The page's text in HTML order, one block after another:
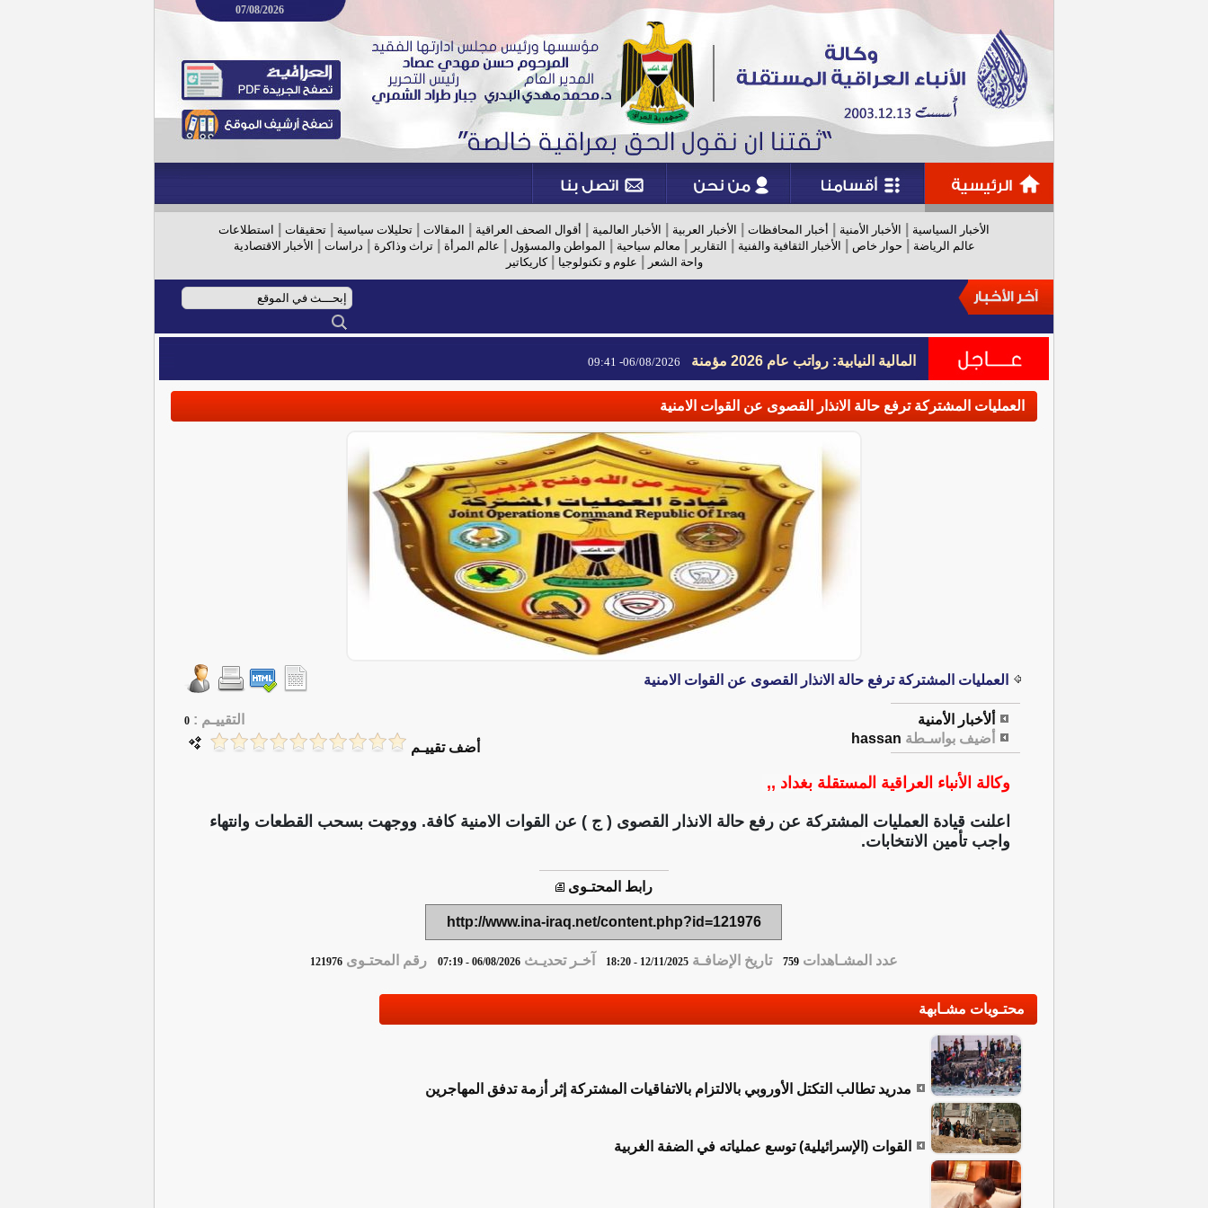
07/08/2026
الأخبار السياسية الأخبار الأمنية أخبار المحافظات الأخبار العربية الأخبار العالمية أقوال الصحف العراقية المقالات تحليلات سياسية تحقيقات
استطلاعات
عالم الرياضة
حوار خاص الأخبار الثقافية والفنية التقارير معالم سياحية المواطن والمسؤول عالم المرأة |تراث وذاكرة دراسات
الأخبار الاقتصادية
واحة الشعر
علوم و تكنولوجيا |كاريكاتير
المالية النيابية: رواتب عام 2026 مؤمنة 06/08/2026- 09:41
المالية النيابية: رواتب عام 2026 مؤمنة 06/08/2026- 09:41
العمليات المشتركة ترفع حالة الانذار القصوى عن القوات الامنية
العمليات المشتركة ترفع حالة الانذار القصوى عن القوات الامنية
ألأخبار الأمنية التقييـم : 0
أضيف بواسـطة hassan
أضف تقييـم
وكالة الأنباء العراقية المستقلة بغداد ,,
اعلنت قيادة العمليات المشتركة عن رفع حالة الانذار القصوى ( ج ) عن القوات الامنية كافة. ووجهت بسحب القطعات وانتهاء
واجب تأمين الانتخابات.
رابط المحتـوى
http://www.ina-iraq.net/content.php?id=121976
عدد المشـاهدات759 تاريخ الإضافـة12/11/2025 - 18:20 آخـر تحديـث06/08/2026 - 07:19 رقم المحتـوى121976
محتـويات مشـابهة
مدريد تطالب التكتل الأوروبي بالالتزام بالاتفاقيات المشتركة إثر أزمة تدفق المهاجرين
القوات (الإسرائيلية) توسع عملياته في الضفة الغربية